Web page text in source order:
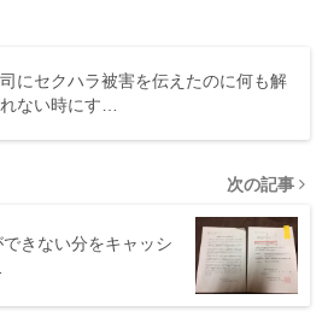
にセクハラ被害を伝えたのに何も解
ない時にす…
次の記事
できない分をキャッシ